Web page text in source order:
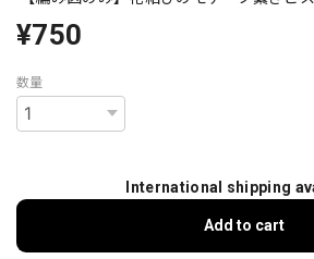
¥750
数量
International shipping
Add to cart